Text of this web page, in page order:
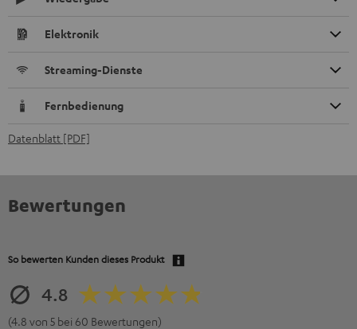
Elektronik
Streaming-Dienste
Fernbedienung
Datenblatt [PDF]
Bewertungen
So bewerten Kunden dieses Produkt
4.8
(4.8 von 5 bei 60 Bewertungen)